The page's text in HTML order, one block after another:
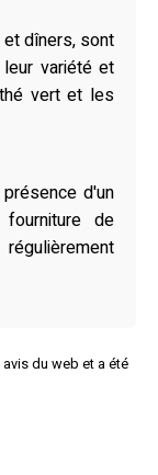
dîners, sont
variété et
vert et les
d'un
de
du web et a été